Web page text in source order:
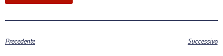
Precedente Successivo